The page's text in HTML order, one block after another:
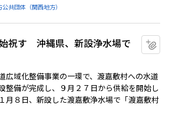
公共団体（関西地方）
祝す 沖縄県、新設浄水場で
広域化整備事業の一環で、渡嘉敷村への水道
整備が完成し、９月２７日から供給を開始し
月８日、新設した渡嘉敷浄水場で「渡嘉敷村